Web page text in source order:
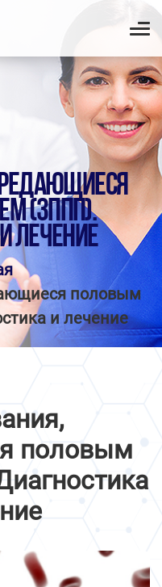
(ЗППП).
ЛЕЧЕНИЕ
половым
и лечение
половым